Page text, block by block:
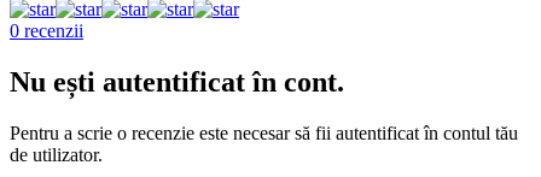
0 recenzii
Nu ești autentificat în cont.
Pentru a scrie o recenzie este necesar să fii autentificat în contul tău
de utilizator.